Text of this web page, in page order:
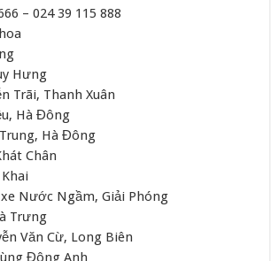
– 024 39 115 888
Hưng
Trãi, Thanh Xuân
Hà Đông
Hà Đông
Chân
xe Nước Ngầm, Giải Phóng
Trưng
Văn Cừ, Long Biên
Đông Anh